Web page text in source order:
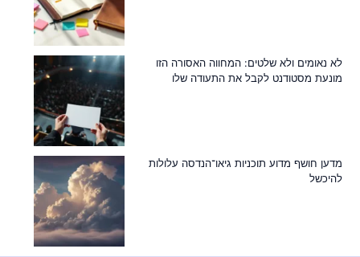
לא נאומים ולא שלטים: המחווה האסורה הזו
מונעת מסטודנט לקבל את התעודה שלו
מדען חושף מדוע תוכניות גיאו־הנדסה עלולות
להיכשל